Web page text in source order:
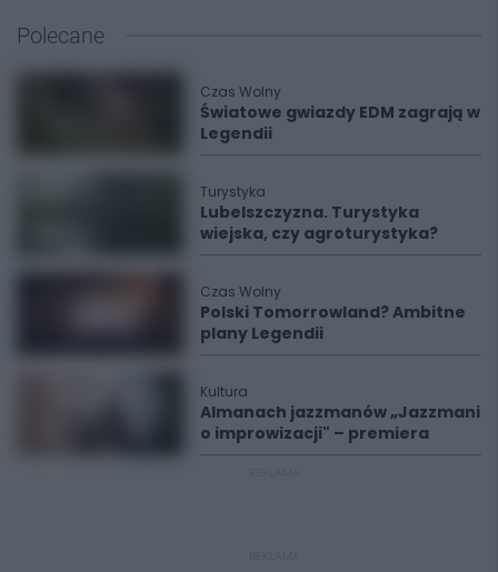
Polecane
Czas Wolny
Światowe gwiazdy EDM zagrają w
Legendii
Turystyka
Lubelszczyzna. Turystyka
wiejska, czy agroturystyka?
Czas Wolny
Polski Tomorrowland? Ambitne
plany Legendii
Kultura
Almanach jazzmanów „Jazzmani
o improwizacji" – premiera